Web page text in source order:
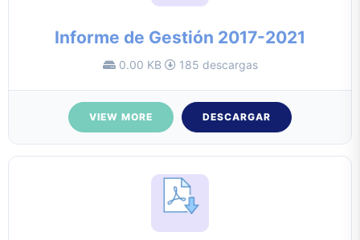
Informe de Gestión 2017-2021
0.00 KB 185 descargas
VIEW MORE DESCARGAR